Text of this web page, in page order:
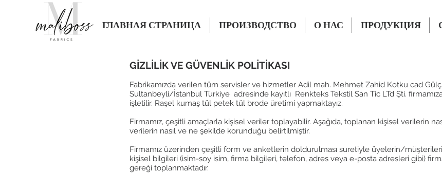
ГЛАВНАЯ СТРАНИЦА ПРОИЗВОДСТВО О НАС ПРОДУКЦИЯ
GİZLİLİK VE GÜVENLİK POLİTİKASI
Fabrikamızda verilen tüm servisler ve hizmetler Adil mah. Mehmet Zahid Kotku cad
Sultanbeyli/İstanbul Türkiye adresinde kayıtlı Renkteks Tekstil San Tic LTd Şti.
işletilir. Raşel kumaş tül petek tül brode üretimi yapmaktayız.
Firmamız, çeşitli amaçlarla kişisel veriler toplayabilir. Aşağıda, toplanan kişisel verilerin
verilerin nasıl ve ne şekilde korunduğu belirtilmiştir.
Firmamız üzerinden çeşitli form ve anketlerin doldurulması suretiyle üyelerin/
kişisel bilgileri (isim-soy isim, firma bilgileri, telefon, adres veya e-posta adresleri gibi)
gereği toplanmaktadır.